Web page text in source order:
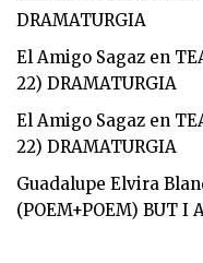
DRAMATURGIA
El Amigo Sagaz en
22) DRAMATURGIA
El Amigo Sagaz en
22) DRAMATURGIA
Guadalupe Elvira
(POEM+POEM) BUT I